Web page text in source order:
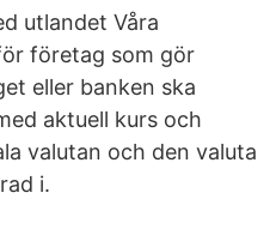
utlandet Våra
företag som gör
eller banken ska
aktuell kurs och
valutan och den valuta
i.